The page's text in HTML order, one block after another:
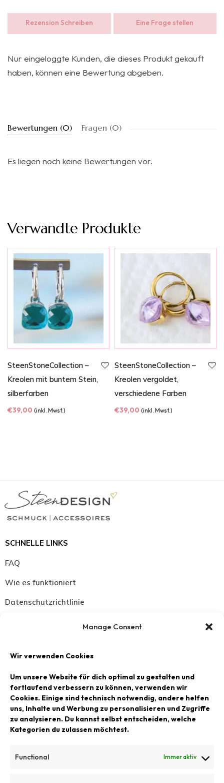
Manage Consent
Wir verwenden Cookies
Um unsere Website für dich optimal zu gestalten und
fortlaufend verbessern zu können, verwenden wir
Cookies. Einige sind technisch notwendig, andere helfen
uns, Inhalte und Werbung zu personalisieren und Zugriffe
zu analysieren. Du kannst selbst entscheiden, welche
Kategorien du zulassen möchtest.
Functional Immer aktiv
Rezension Schreiben Eine Frage stellen
Nur eingeloggte Kunden, die dieses Produkt gekauft
haben, können eine Bewertung abgeben.
Bewertungen (0) Fragen (0)
Es liegen noch keine Bewertungen vor.
Verwandte Produkte
SteenStoneCollection –
Kreolen mit buntem Stein,
silberfarben
€39,00 (inkl. Mwst.)
SteenStoneCollection –
Kreolen vergoldet,
verschiedene Farben
€39,00 (inkl. Mwst.)
SCHNELLE LINKS
FAQ
Wie es funktioniert
Datenschutzrichtlinie
Halsketten
Armbänder
Ohrringe